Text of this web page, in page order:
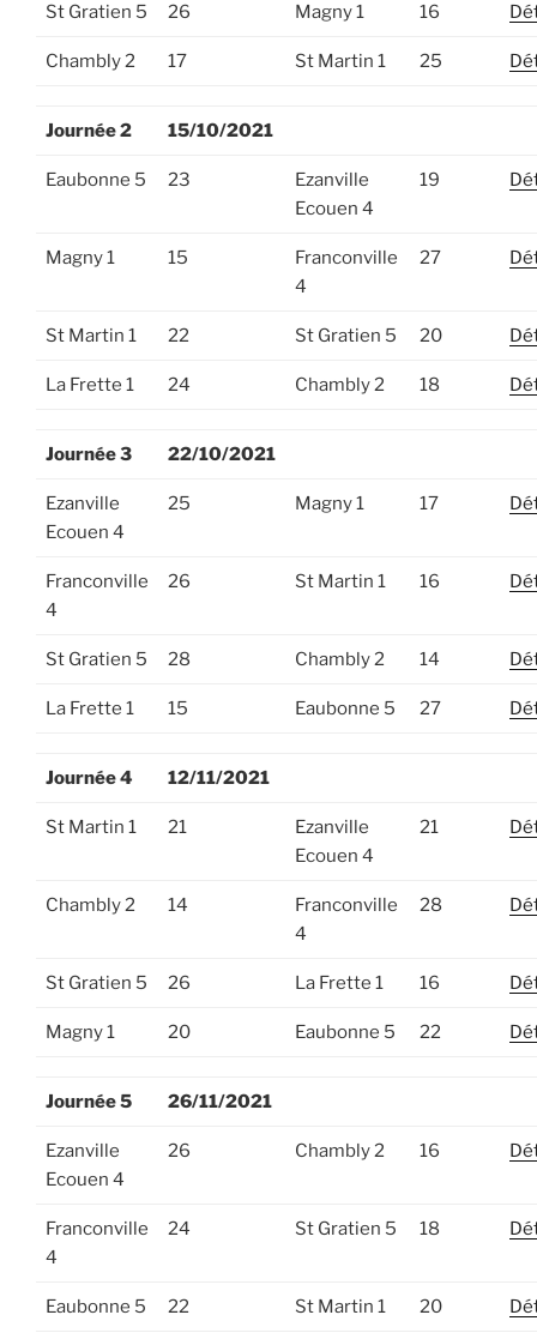
St Gratien 5 26 Magny 1 16
Chambly 2 17 St Martin 1 25
Journée 2 15/10/2021
Eaubonne 5 23
Ezanville
Ecouen 4
19
Magny 1 15
Franconville
4
27
St Martin 1 22 St Gratien 5 20
La Frette 1 24 Chambly 2 18
Journée 3 22/10/2021
Ezanville
Ecouen 4
25 Magny 1 17
Franconville
4
26 St Martin 1 16
St Gratien 5 28 Chambly 2 14
La Frette 1 15 Eaubonne 5 27
Journée 4 12/11/2021
St Martin 1 21
Ezanville
Ecouen 4
21
Chambly 2 14
Franconville
4
28
St Gratien 5 26 La Frette 1 16
Magny 1 20 Eaubonne 5 22
Journée 5 26/11/2021
Ezanville
Ecouen 4
26 Chambly 2 16
Franconville
4
24 St Gratien 5 18
Eaubonne 5 22 St Martin 1 20